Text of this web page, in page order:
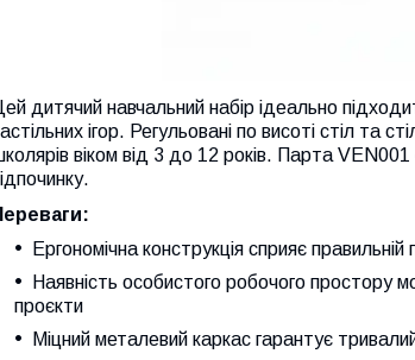
дитячий навчальний набір ідеально
ігор. Регульовані по висоті стіл та
віком від 3 до 12 років. Парта
Ергономічна конструкція сприяє
Наявність особистого робочого простору
проєкти
Міцний металевий каркас гарантує